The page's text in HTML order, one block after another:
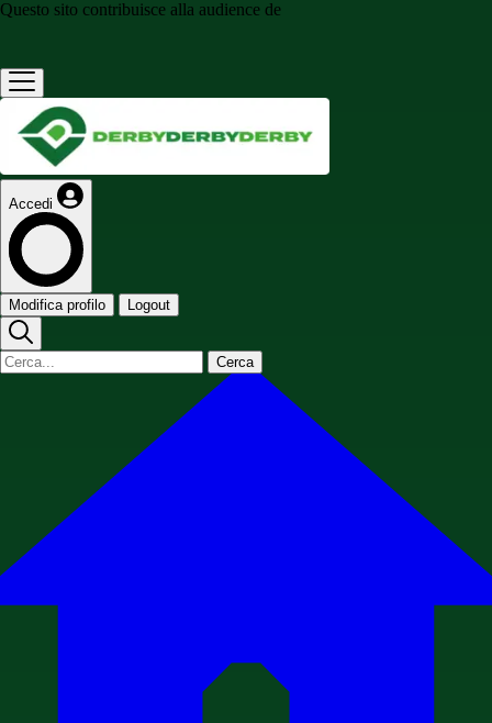
Questo sito contribuisce alla audience de
Accedi
Modifica profilo Logout
Cerca